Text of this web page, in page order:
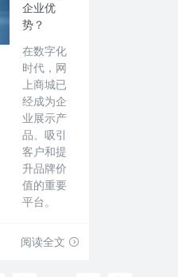
企业优
势？
在数字化
时代，网
上商城已
经成为企
业展示产
品、吸引
客户和提
升品牌价
值的重要
平台。
阅读全文